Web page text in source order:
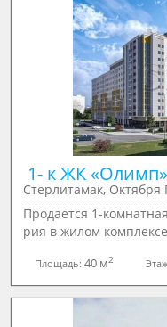
1- к ЖК «Олимп»
Стерлитамак, Октября
Продается 1-
рия в жилом
Площадь: 40 м2